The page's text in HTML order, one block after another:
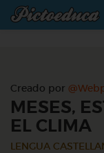
Creado por
MESES,
EL CLIMA
LENGUA